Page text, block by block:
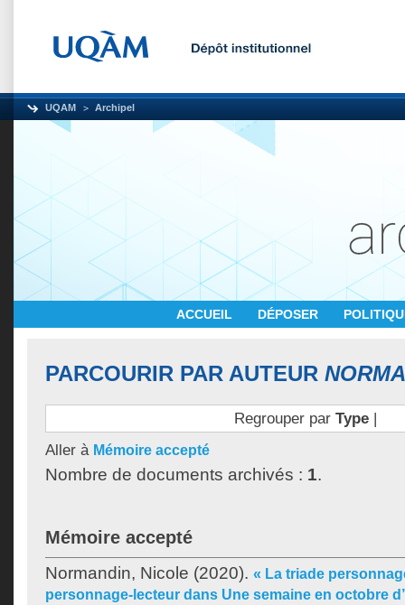
UQAM Archipel
ACCUEIL DÉPOSER
PARCOURIR PAR AUTEUR
Regrouper par Type|
Aller à Mémoire accepté
Nombre de documents archivés : 1.
Mémoire accepté
Normandin, Nicole (2020). « La triade
personnage-lecteur dans Une semaine en octobre